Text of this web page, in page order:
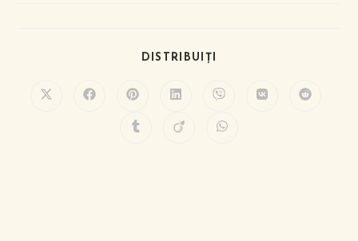
DISTRIBUIȚI